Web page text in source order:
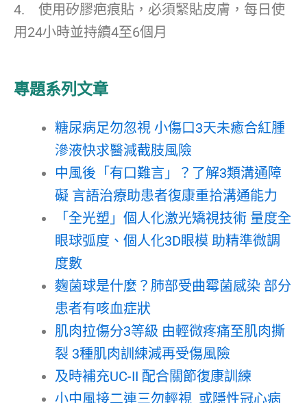
4. 使用矽膠疤痕貼，必須緊貼皮膚，每日使
用24小時並持續4至6個月
專題系列文章
糖尿病足勿忽視 小傷口3天未癒合紅腫
滲液快求醫減截肢風險
中風後「有口難言」？了解3類溝通障
礙 言語治療助患者復康重拾溝通能力
「全光塑」個人化激光矯視技術 量度全
眼球弧度、個人化3D眼模 助精準微調
度數
麴菌球是什麼？肺部受曲霉菌感染 部分
患者有咳血症狀
肌肉拉傷分3等級 由輕微疼痛至肌肉撕
裂 3種肌肉訓練減再受傷風險
及時補充UC-II 配合關節復康訓練
小中風接二連三勿輕視 或隱性冠心病